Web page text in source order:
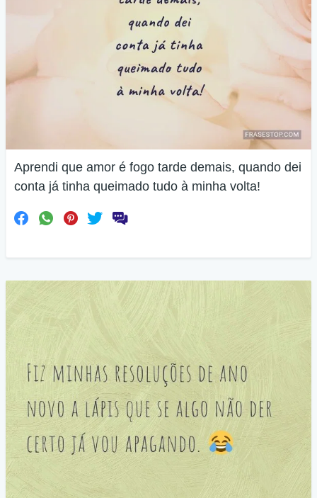
Aprendi que amor é fogo tarde demais, quando dei
conta já tinha queimado tudo à minha volta!